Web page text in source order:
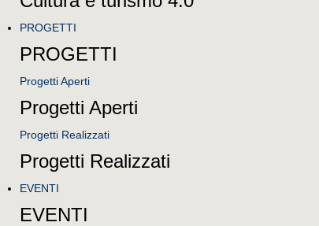
PROGETTI
PROGETTI
Progetti Aperti
Progetti Aperti
Progetti Realizzati
Progetti Realizzati
EVENTI
EVENTI